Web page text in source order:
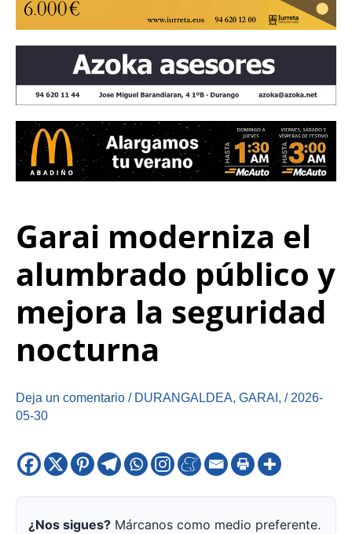
Garai moderniza el
alumbrado público y
mejora la seguridad
nocturna
Deja un comentario / DURANGALDEA, GARAI, / 2026-
05-30
¿Nos sigues? Márcanos como medio preferente.